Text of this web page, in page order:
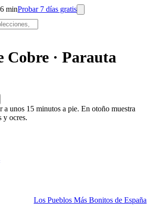
minProbar 7 días gratis
Cobre · Parauta
a unos 15 minutos a pie. En otoño muestra
y ocres.
Los Pueblos Más Bonitos de España